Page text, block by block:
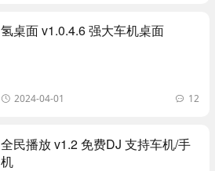
氢桌面 v1.0.4.6 强大车机桌面
2024-04-01 12
全民播放 v1.2 免费DJ 支持车机/手
机